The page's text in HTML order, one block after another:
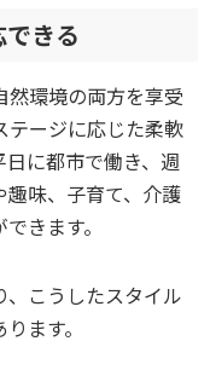
きる
然環境の両方を享受
テージに応じた柔軟
に都市で働き、週
味、子育て、介護
きます。
、こうしたスタイル
ます。